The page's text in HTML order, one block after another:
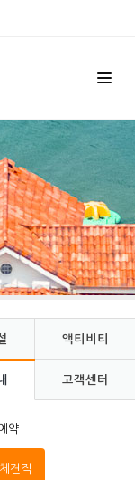
액티비티
고객센터
약
견적